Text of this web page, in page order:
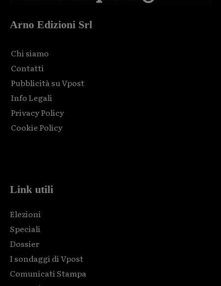
Arno Edizioni Srl
Chi siamo
Contatti
Pubblicità su Vpost
Info Legali
Privacy Policy
Cookie Policy
Link utili
Elezioni
Speciali
Dossier
I sondaggi di Vpost
Comunicati Stampa